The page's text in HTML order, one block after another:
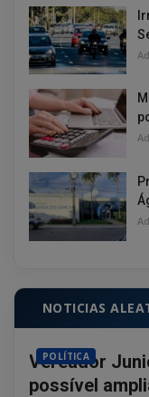
NOTICIAS
POLÍTICA
Vereador
possível